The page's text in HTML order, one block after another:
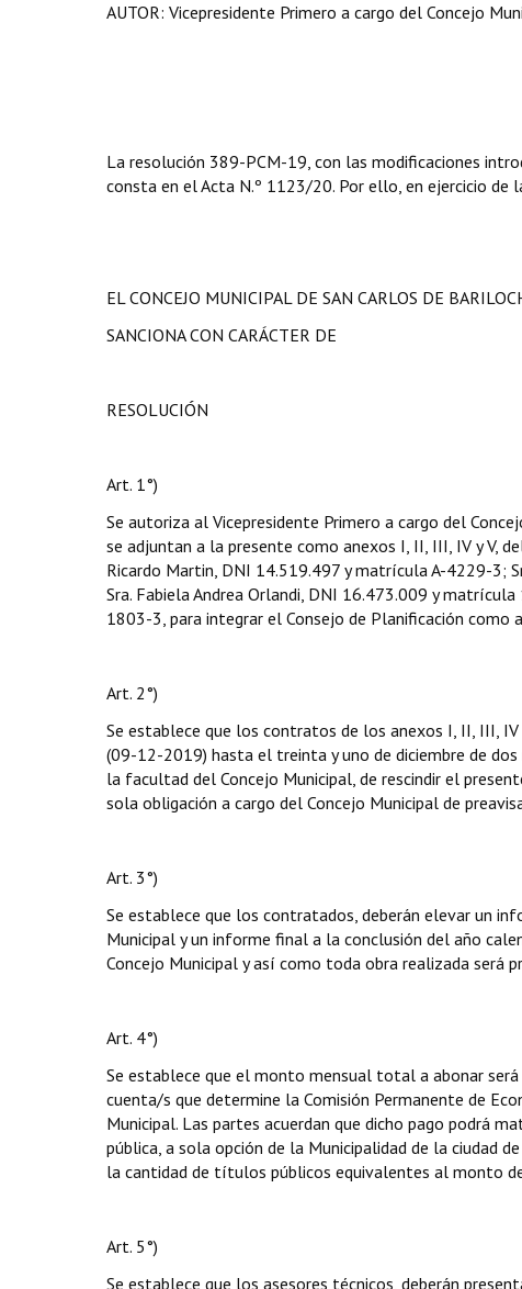
AUTOR: Vicepresidente Primero a cargo del Concejo
La resolución 389-PCM-19, con las modificaciones
consta en el Acta N.º 1123/20. Por ello, en ejercicio de
EL CONCEJO MUNICIPAL DE SAN CARLOS DE
SANCIONA CON CARÁCTER DE
RESOLUCIÓN
Art. 1°)
Se autoriza al Vicepresidente Primero a cargo del
se adjuntan a la presente como anexos I, II, III, IV y V,
Ricardo Martin, DNI 14.519.497 y matrícula A-4229-3;
Sra. Fabiela Andrea Orlandi, DNI 16.473.009 y
1803-3, para integrar el Consejo de Planificación como
Art. 2°)
Se establece que los contratos de los anexos I, II, III,
(09-12-2019) hasta el treinta y uno de diciembre de
la facultad del Concejo Municipal, de rescindir el
sola obligación a cargo del Concejo Municipal de
Art. 3°)
Se establece que los contratados, deberán elevar un
Municipal y un informe final a la conclusión del año
Concejo Municipal y así como toda obra realizada será
Art. 4°)
Se establece que el monto mensual total a abonar
cuenta/s que determine la Comisión Permanente de
Municipal. Las partes acuerdan que dicho pago podrá
pública, a sola opción de la Municipalidad de la ciudad
la cantidad de títulos públicos equivalentes al monto
Art. 5°)
Se establece que los asesores técnicos, deberán